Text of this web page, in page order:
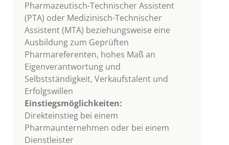
Pharmazeutisch-Technischer Assistent
(PTA) oder Medizinisch-Technischer
Assistent (MTA) beziehungsweise eine
Ausbildung zum Geprüften
Pharmareferenten, hohes Maß an
Eigenverantwortung und
Selbstständigkeit, Verkaufstalent und
Erfolgswillen
Einstiegsmöglichkeiten:
Direkteinstieg bei einem
Pharmaunternehmen oder bei einem
Dienstleister